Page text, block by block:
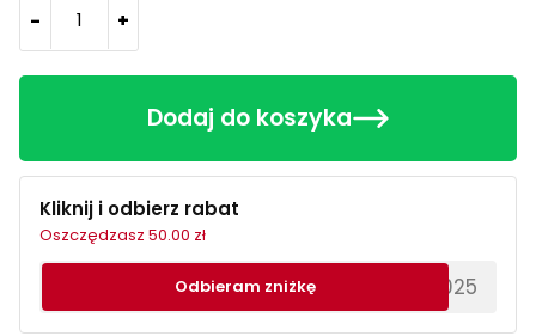
- +
Dodaj do koszyka
Kliknij i odbierz rabat
Oszczędzasz 50.00 zł
********EWS2025
Odbieram zniżkę